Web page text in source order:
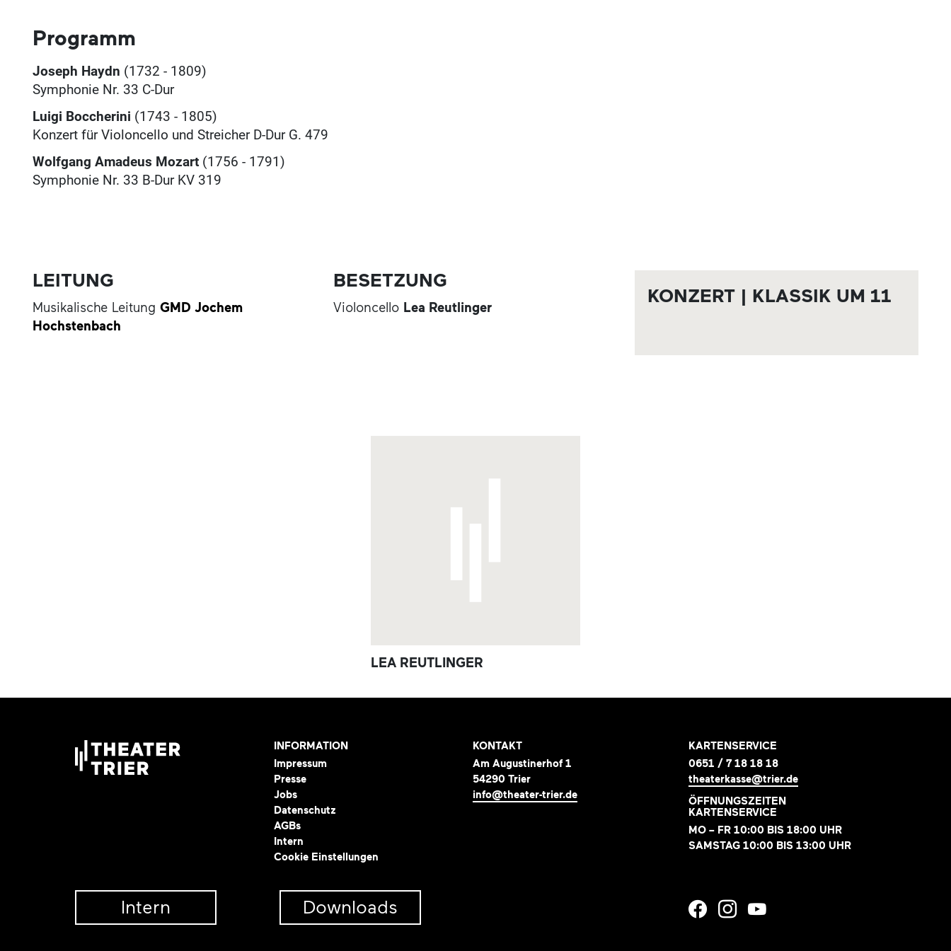
Programm
Joseph Haydn (1732 - 1809)
Symphonie Nr. 33 C-Dur
Luigi Boccherini (1743 - 1805)
Konzert für Violoncello und Streicher D-Dur G. 479
Wolfgang Amadeus Mozart(1756 - 1791)
Symphonie Nr. 33 B-Dur KV 319
LEITUNG
Musikalische Leitung GMD Jochem
Hochstenbach
BESETZUNG
Violoncello Lea Reutlinger
KONZERT | KLASSIK UM 11
LEA REUTLINGER
INFORMATION
Impressum
Presse
Jobs
Datenschutz
AGBs
Intern
Cookie Einstellungen
KONTAKT
Am Augustinerhof 1
54290 Trier
info@theater-trier.de
Intern Downloads
KARTENSERVICE
0651 / 7 18 18 18
theaterkasse@trier.de
ÖFFNUNGSZEITEN
KARTENSERVICE
MO – FR 10:00 BIS 18:00 UHR
SAMSTAG 10:00 BIS 13:00 UHR